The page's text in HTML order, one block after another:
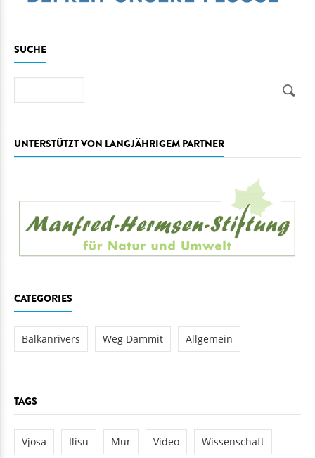
SUCHE
UNTERSTÜTZT VON LANGJÄHRIGEM PARTNER
CATEGORIES
Balkanrivers Weg Dammit Allgemein
TAGS
Vjosa Ilisu Mur Video Wissenschaft